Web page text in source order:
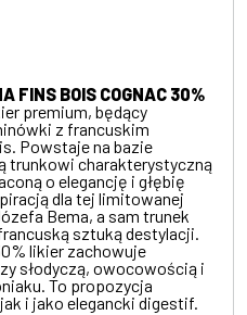
FINS BOIS COGNAC 30%
premium, będący
z francuskim
Powstaje na bazie
trunkowi charakterystyczną
o elegancję i głębię
dla tej limitowanej
Bema, a sam trunek
sztuką destylacji.
likier zachowuje
słodyczą, owocowością i
To propozycja
i jako elegancki digestif.